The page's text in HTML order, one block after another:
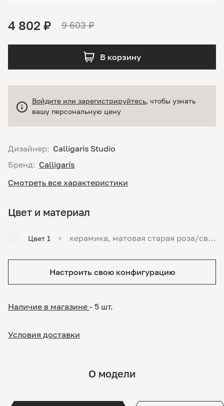
Дизайнер: Calligaris Studio
Бренд: Calligaris
Смотреть все характеристики
Войдите или зарегистрируйтесь, чтобы узнать
вашу персональную цену
4 802 ₽ 9 603 ₽
В корзину
Цвет и материал
Цвет 1
керамика, матовая старая роза/свет
Настроить свою конфигурацию
Наличие в магазине - 5 шт.
Условия доставки
О модели